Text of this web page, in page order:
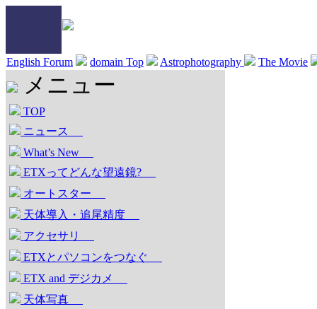
English Forum domain Top Astrophotography The Movie
メニュー
TOP
ニュース
What’s New
ETXってどんな望遠鏡?
オートスター
天体導入・追尾精度
アクセサリ
ETXとパソコンをつなぐ
ETX and デジカメ
天体写真